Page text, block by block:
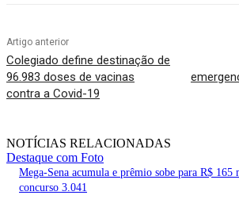
Artigo anterior
Colegiado define destinação de
96.983 doses de vacinas
contra a Covid-19
NOTÍCIAS RELACIONADAS
Destaque com Foto
Mega-Sena acumula e prêmio sobe para R$ 165
concurso 3.041